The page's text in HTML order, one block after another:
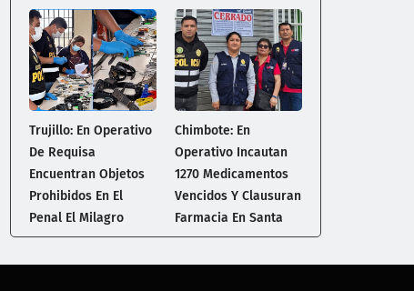
Trujillo: En Operativo
De Requisa
Encuentran Objetos
Prohibidos En El
Penal El Milagro
Chimbote: En
Operativo Incautan
1270 Medicamentos
Vencidos Y Clausuran
Farmacia En Santa